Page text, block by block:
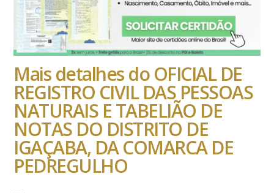
Mais detalhes do OFICIAL DE
REGISTRO CIVIL DAS PESSOAS
NATURAIS E TABELIÃO DE
NOTAS DO DISTRITO DE
IGAÇABA, DA COMARCA DE
PEDREGULHO